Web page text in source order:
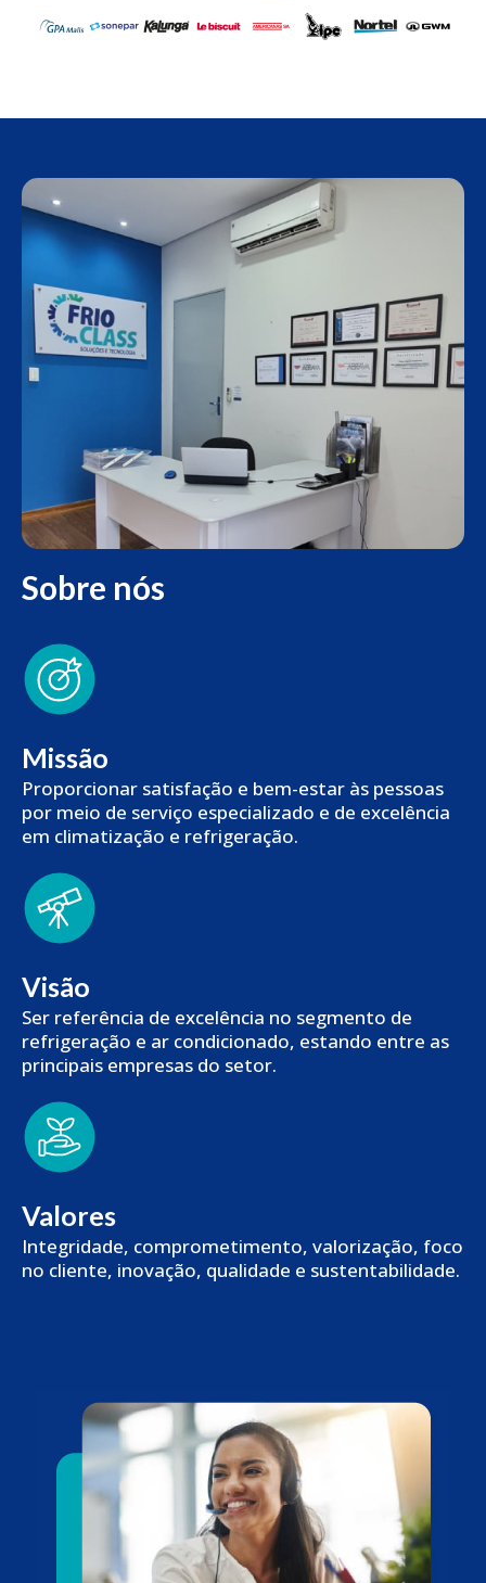
Sobre nós
Missão
Proporcionar satisfação e bem-estar às pessoas
por meio de serviço especializado e de excelência
em climatização e refrigeração.
Visão
Ser referência de excelência no segmento de
refrigeração e ar condicionado, estando entre as
principais empresas do setor.
Valores
Integridade, comprometimento, valorização, foco
no cliente, inovação, qualidade e sustentabilidade.